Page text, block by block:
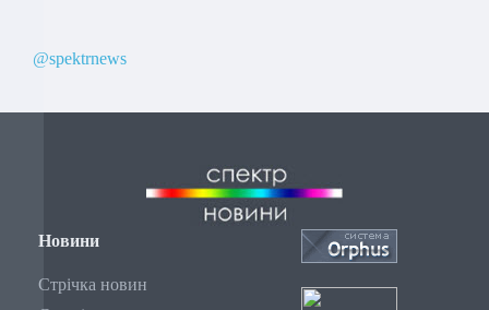
@spektrnews
Новини
Стрічка новин